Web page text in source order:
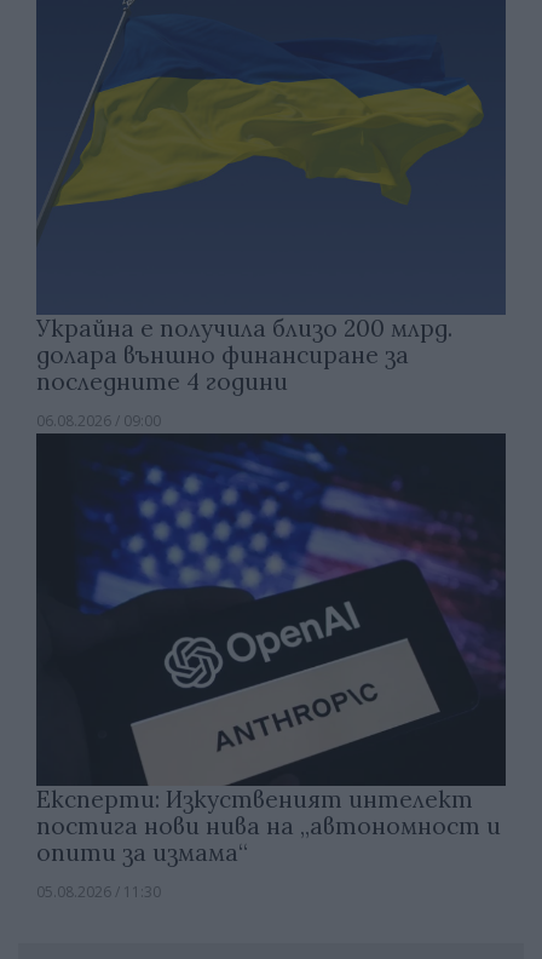
Украйна е получила близо 200 млрд.
долара външно финансиране за
последните 4 години
06.08.2026 / 09:00
Експерти: Изкуственият интелект
постига нови нива на „автономност и
опити за измама“
05.08.2026 / 11:30